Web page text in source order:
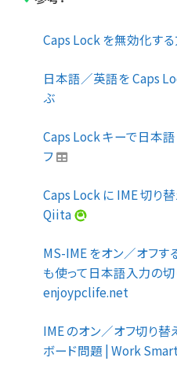
Caps Lock を無効化す
日本語／英語を Caps
ぶ
Caps Lock キーで日本語
フ
Caps Lock に IME 切り
Qiita
MS-IME をオン／オフす
も使って日本語入力の切
enjoypclife.net
IME のオン／オフ切り
ボード問題 | Work